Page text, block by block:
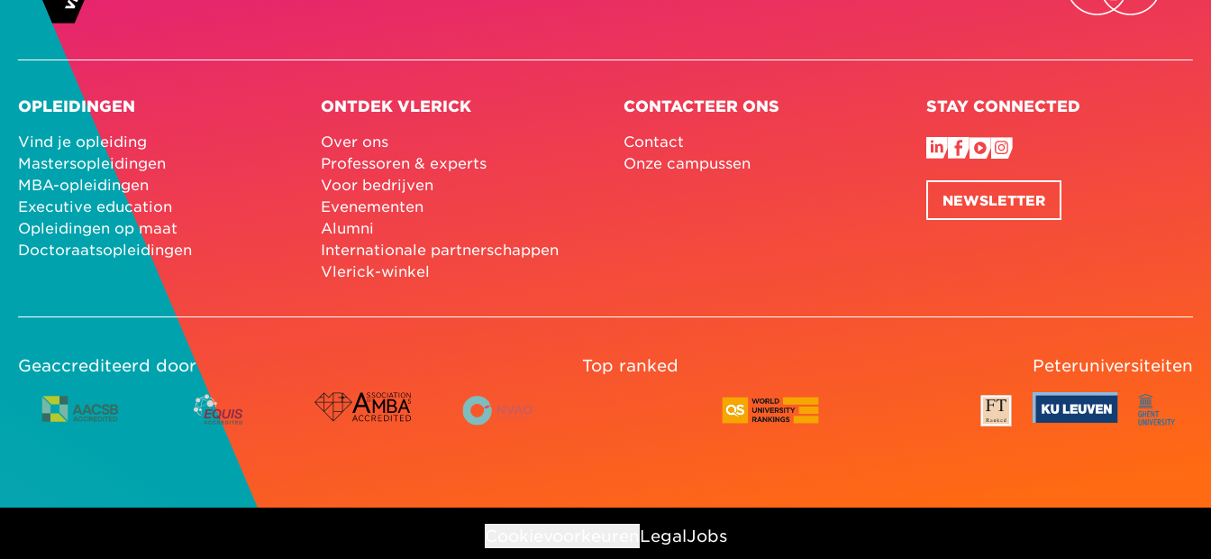
OPLEIDINGEN
Vind je opleiding
Mastersopleidingen
MBA-opleidingen
Executive education
Opleidingen op maat
Doctoraatsopleidingen
ONTDEK VLERICK
Over ons
Professoren & experts
Voor bedrijven
Evenementen
Alumni
Internationale partnerschappen
Vlerick-winkel
CONTACTEER ONS
Contact
Onze campussen
STAY CONNECTED
NEWSLETTER
Geaccrediteerd door Top ranked Peteruniversiteiten
LegalJobs